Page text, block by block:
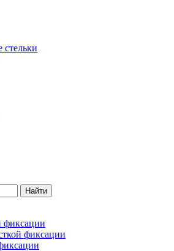
фиксации
фиксации